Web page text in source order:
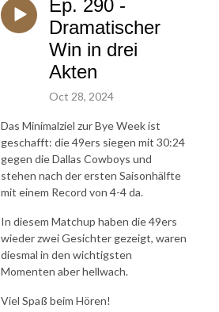
Ep. 290 -
Dramatischer
Win in drei
Akten
Oct 28, 2024
Das Minimalziel zur Bye Week ist
geschafft: die 49ers siegen mit 30:24
gegen die Dallas Cowboys und
stehen nach der ersten Saisonhälfte
mit einem Record von 4-4 da.
In diesem Matchup haben die 49ers
wieder zwei Gesichter gezeigt, waren
diesmal in den wichtigsten
Momenten aber hellwach.
Viel Spaß beim Hören!